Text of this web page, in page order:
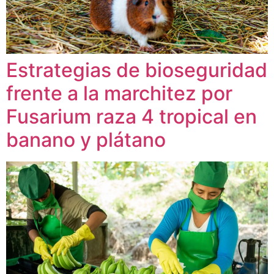
Estrategias de bioseguridad
frente a la marchitez por
Fusarium raza 4 tropical en
banano y plátano